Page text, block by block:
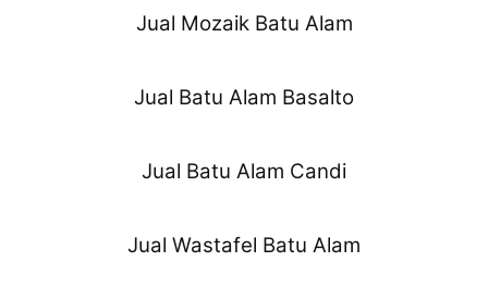
Jual Mozaik Batu Alam
Jual Batu Alam Basalto
Jual Batu Alam Candi
Jual Wastafel Batu Alam